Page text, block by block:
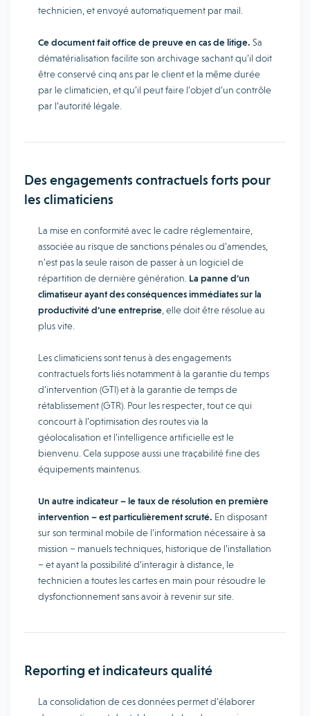
technicien, et envoyé automatiquement par mail.
Ce document fait office de preuve en cas de litige. Sa
dématérialisation facilite son archivage sachant qu’il doit
être conservé cinq ans par le client et la même durée
par le climaticien, et qu’il peut faire l’objet d’un contrôle
par l’autorité légale.
Des engagements contractuels forts pour
les climaticiens
La mise en conformité avec le cadre réglementaire,
associée au risque de sanctions pénales ou d’amendes,
n’est pas la seule raison de passer à un logiciel de
répartition de dernière génération. La panne d’un
climatiseur ayant des conséquences immédiates sur la
productivité d’une entreprise , elle doit être résolue au
plus vite.
Les climaticiens sont tenus à des engagements
contractuels forts liés notamment à la garantie du temps
d’intervention (GTI) et à la garantie de temps de
rétablissement (GTR). Pour les respecter, tout ce qui
concourt à l’optimisation des routes via la
géolocalisation et l’intelligence artificielle est le
bienvenu. Cela suppose aussi une traçabilité fine des
équipements maintenus.
Un autre indicateur – le taux de résolution en première
intervention – est particulièrement scruté. En disposant
sur son terminal mobile de l’information nécessaire à sa
mission – manuels techniques, historique de l’installation
– et ayant la possibilité d’interagir à distance, le
technicien a toutes les cartes en main pour résoudre le
dysfonctionnement sans avoir à revenir sur site.
Reporting et indicateurs qualité
La consolidation de ces données permet d’élaborer